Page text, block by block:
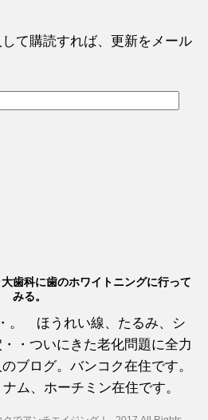
て購読すれば、更新をメール
歯科に歯のホワイトニングに行って
みる。
。 ほうれい線、たるみ、シ
・ついにきた老化問題に全力
ブログ。バンコク在住です。
ム、ホーチミン在住です。